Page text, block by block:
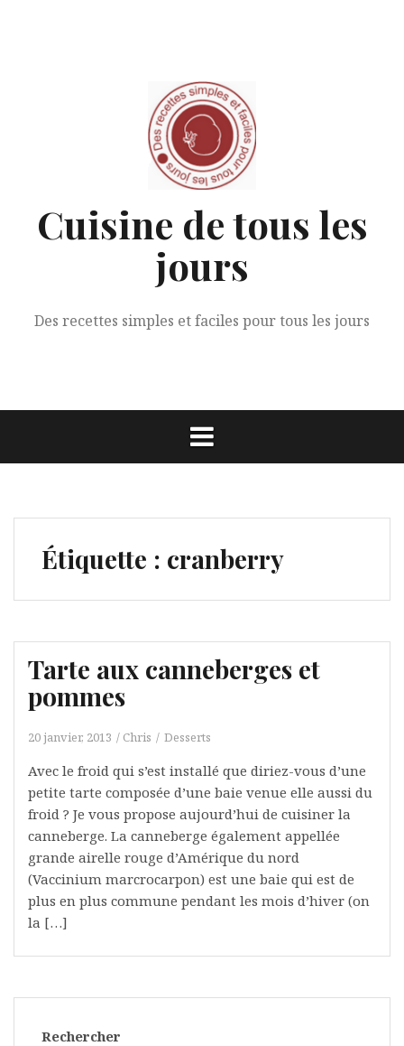
Cuisine de tous les
jours
Des recettes simples et faciles pour tous les jours
Étiquette : cranberry
Tarte aux canneberges et
pommes
20 janvier, 2013 Chris Desserts
Avec le froid qui s’est installé que diriez-vous d’une
petite tarte composée d’une baie venue elle aussi du
froid ? Je vous propose aujourd’hui de cuisiner la
canneberge. La canneberge également appellée
grande airelle rouge d’Amérique du nord
(Vaccinium marcrocarpon) est une baie qui est de
plus en plus commune pendant les mois d’hiver (on
la […]
Rechercher